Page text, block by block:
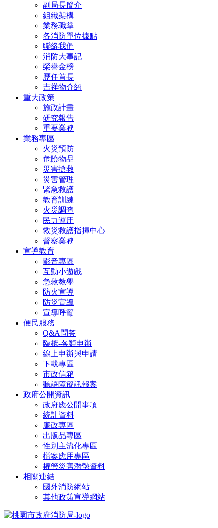
副局長簡介
組織架構
業務職掌
各消防單位據點
聯絡我們
消防大事記
榮譽金榜
歷任首長
吉祥物介紹
重大政策
施政計畫
研究報告
重要業務
業務專區
火災預防
危險物品
災害搶救
災害管理
緊急救護
教育訓練
火災調查
民力運用
救災救護指揮中心
督察業務
宣導教育
影音專區
互動小遊戲
急救教學
防火宣導
防災宣導
宣導呼籲
便民服務
Q&A問答
臨櫃-各類申辦
線上申辦與申請
下載專區
市政信箱
聽語障簡訊報案
政府公開資訊
政府應公開事項
統計資料
廉政專區
出版品專區
性別主流化專區
檔案應用專區
權管災害潛勢資料
相關連結
國外消防網站
其他政策宣導網站